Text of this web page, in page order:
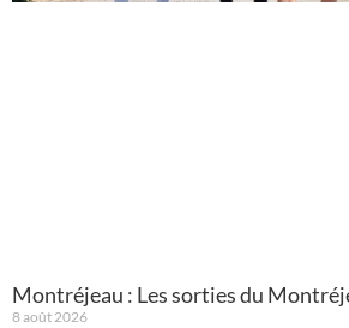
Montréjeau : Les sorties du
8 août 2026